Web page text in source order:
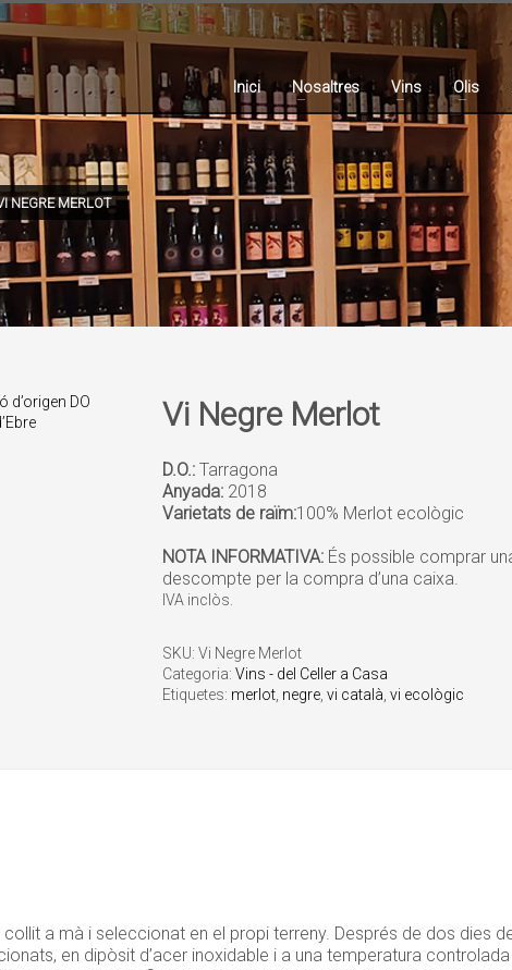
Inici Nosaltres Vins Olis
NEGRE MERLOT
Vi Negre Merlot
D.O.:Tarragona
Anyada: 2018
Varietats de raïm:100% Merlot ecològic
NOTA INFORMATIVA:És possible comprar
descompte per la compra d’una caixa.
IVA inclòs.
SKU: Vi Negre Merlot
Categoria: Vins - del Celler a Casa
Etiquetes: merlot, negre, vi català vi ecològic
a mà i seleccionat en el propi terreny. Després de dos dies
en dipòsit d’acer inoxidable i a una temperatura